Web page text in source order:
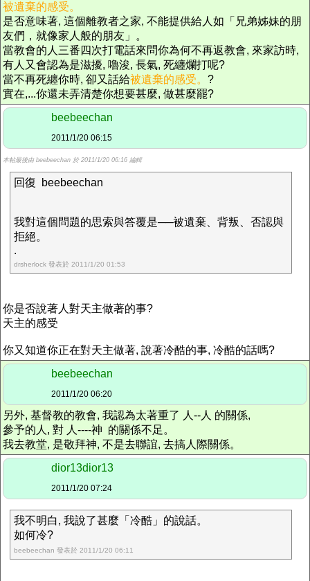
被遺棄的感受。
是否意味著, 這個離教者之家, 不能提供給人如「兄弟姊妹的朋
友們，就像家人般的朋友」。
當教會的人三番四次打電話來問你為何不再返教會, 來家訪時,
有人又會認為是滋擾, 嚕浚, 長氣, 死纏爛打呢?
當不再死纏你時, 卻又話給被遺棄的感受。 ?
實在,...你還未弄清楚你想要甚麼, 做甚麼罷?
beebeechan
2011/1/20 06:15
本帖最後由 beebeechan 於 2011/1/20 06:16 編輯
回復 beebeechan
我對這個問題的思索與答覆是──被遺棄、背叛、否認與
拒絕。
.
drsherlock 發表於 2011/1/20 01:53
你是否說著人對天主做著的事?
天主的感受
你又知道你正在對天主做著, 說著冷酷的事, 冷酷的話嗎?
beebeechan
2011/1/20 06:20
另外, 基督教的教會, 我認為太著重了 人--人 的關係,
參予的人, 對 人----神 的關係不足。
我去教堂, 是敬拜神, 不是去聯誼, 去搞人際關係。
dior13dior13
2011/1/20 07:24
我不明白, 我說了甚麼「冷酷」的說話。
如何冷?
beebeechan 發表於 2011/1/20 06:11